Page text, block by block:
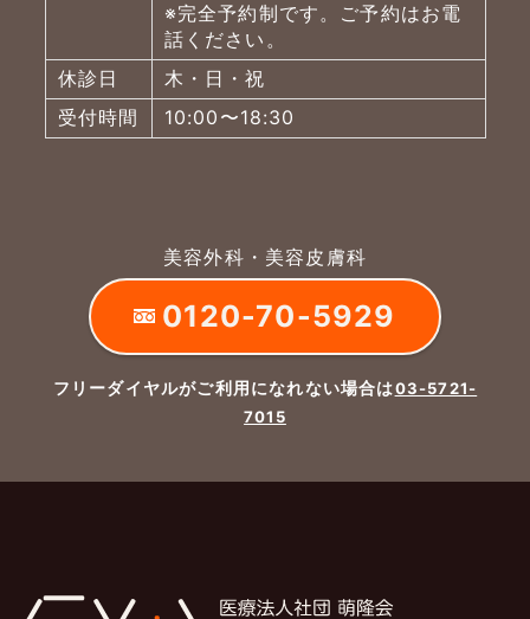
※完全予約制です。ご予約はお電
話ください。
休診日
木・日・祝
受付時間
10:00〜18:30
美容外科・美容皮膚科
0120-70-5929
フリーダイヤルがご利用になれない場合は03-5721-
7015